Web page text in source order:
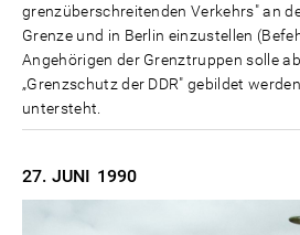
grenzüberschreitenden Verkehrs" an
Grenze und in Berlin einzustellen
Angehörigen der Grenztruppen solle
„Grenzschutz der DDR" gebildet
untersteht.
27. JUNI 1990